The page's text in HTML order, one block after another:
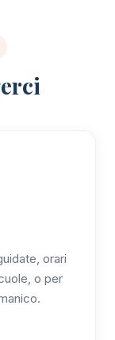
orari
o per